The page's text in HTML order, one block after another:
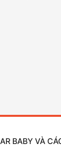
BABY VÀ